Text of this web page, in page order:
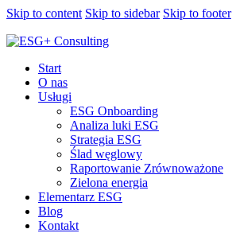
Skip to content Skip to sidebar Skip to footer
Start
O nas
Usługi
ESG Onboarding
Analiza luki ESG
Strategia ESG
Ślad węglowy
Raportowanie Zrównoważone
Zielona energia
Elementarz ESG
Blog
Kontakt